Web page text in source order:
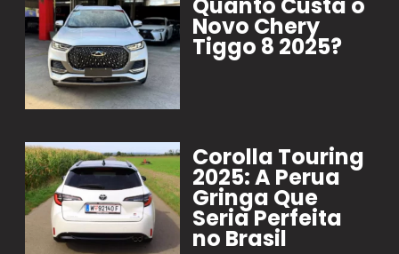
Quanto Custa o
Novo Chery
Tiggo 8 2025?
Corolla Touring
2025: A Perua
Gringa Que
Seria Perfeita
no Brasil